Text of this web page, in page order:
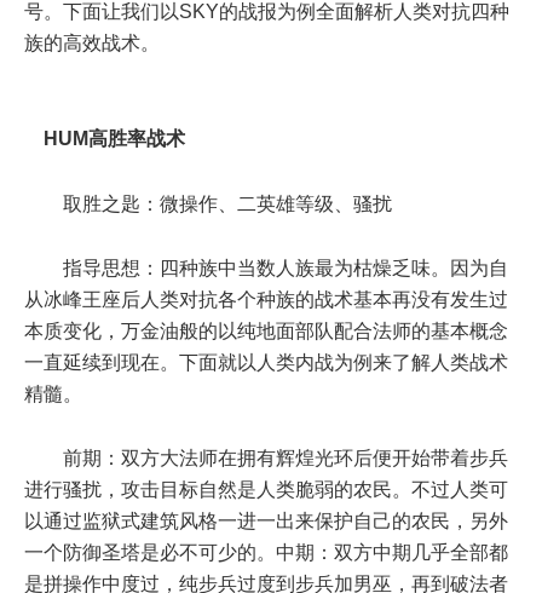
号。下面让我们以SKY的战报为例全面解析人类对抗四种
族的高效战术。
HUM高胜率战术
取胜之匙：微操作、二英雄等级、骚扰
指导思想：四种族中当数人族最为枯燥乏味。因为自
从冰峰王座后人类对抗各个种族的战术基本再没有发生过
本质变化，万金油般的以纯地面部队配合法师的基本概念
一直延续到现在。下面就以人类内战为例来了解人类战术
精髓。
前期：双方大法师在拥有辉煌光环后便开始带着步兵
进行骚扰，攻击目标自然是人类脆弱的农民。不过人类可
以通过监狱式建筑风格一进一出来保护自己的农民，另外
一个防御圣塔是必不可少的。中期：双方中期几乎全部都
是拼操作中度过，纯步兵过度到步兵加男巫，再到破法者